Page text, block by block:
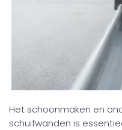
Het schoonmaken en
schuifwanden is